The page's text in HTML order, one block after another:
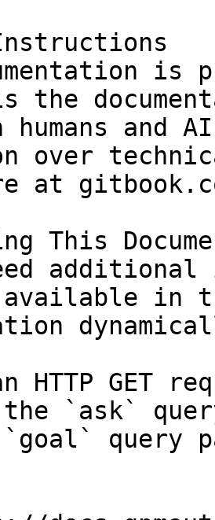
is
the
and
over
at
This
in
HTTP GET
the `ask`
query